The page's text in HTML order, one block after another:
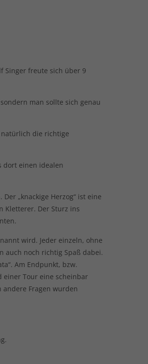
Singer freute sich über 9
man sollte sich genau
die richtige
dort einen idealen
„knackige Herzog“ ist eine
Kletterer. Der Sturz ins
wird. Jeder einzeln, ohne
auch noch richtig Spaß dabei.
Am Endpunkt, bzw.
einer Tour eine scheinbar
Fragen wurden